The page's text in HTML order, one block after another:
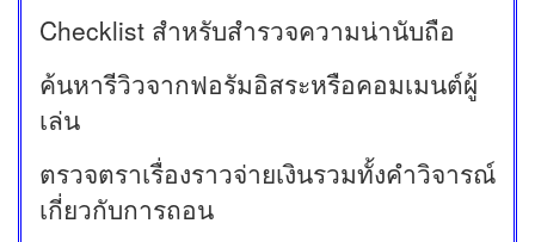
Checklist สำหรับสำรวจความน่านับถือ
ค้นหารีวิวจากฟอรัมอิสระหรือคอมเมนต์ผู้
เล่น
ตรวจตราเรื่องราวจ่ายเงินรวมทั้งคำวิจารณ์
เกี่ยวกับการถอน